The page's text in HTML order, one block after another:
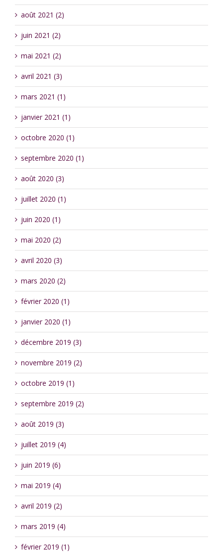
août 2021 (2)
juin 2021 (2)
mai 2021 (2)
avril 2021 (3)
mars 2021 (1)
janvier 2021 (1)
octobre 2020 (1)
septembre 2020 (1)
août 2020 (3)
juillet 2020 (1)
juin 2020 (1)
mai 2020 (2)
avril 2020 (3)
mars 2020 (2)
février 2020 (1)
janvier 2020 (1)
décembre 2019 (3)
novembre 2019 (2)
octobre 2019 (1)
septembre 2019 (2)
août 2019 (3)
juillet 2019 (4)
juin 2019 (6)
mai 2019 (4)
avril 2019 (2)
mars 2019 (4)
février 2019 (1)